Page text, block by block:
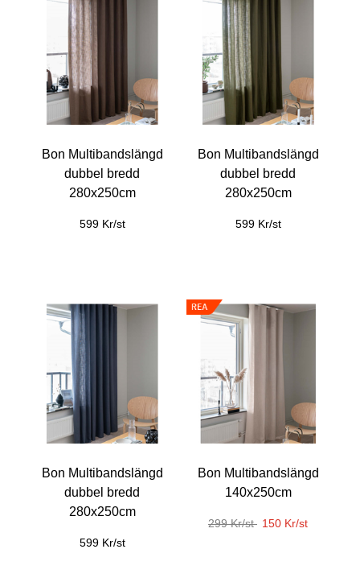
Bon Multibandslängd
dubbel bredd
280x250cm
599 Kr/st
Bon Multibandslängd
dubbel bredd
280x250cm
599 Kr/st
Bon Multibandslängd
dubbel bredd
280x250cm
599 Kr/st
Bon Multibandslängd
140x250cm
299 Kr/st 150 Kr/st